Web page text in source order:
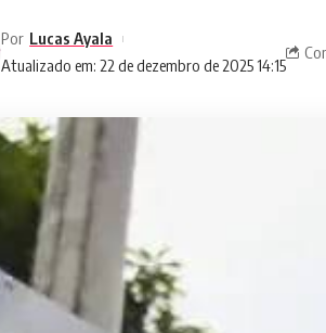
Atualizado em: 22 de dezembro de 2025 14:15
Por Lucas Ayala